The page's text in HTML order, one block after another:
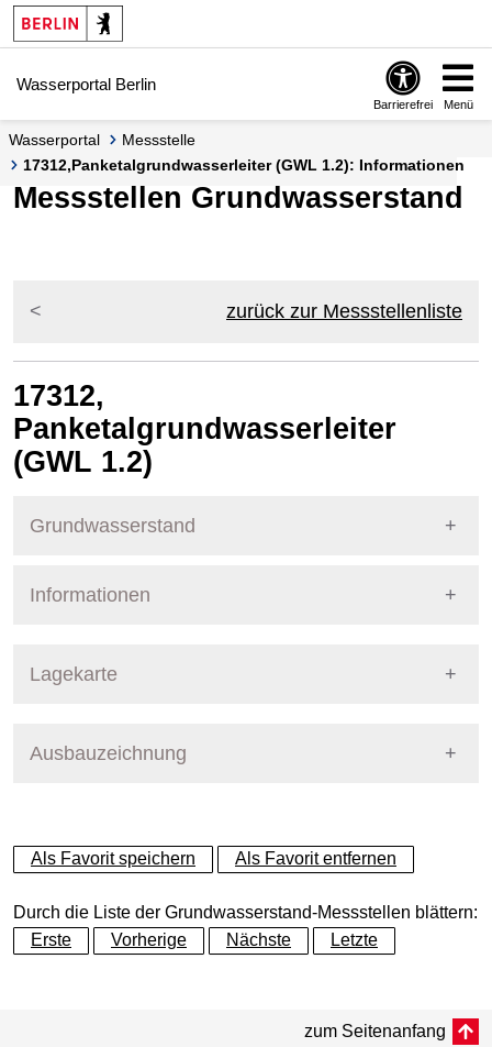
Springe zur Navigation
Springe zum Inhalt
Wasserportal Berlin
Barrierefrei Menü
Wasserportal
Messstelle
17312,Panketalgrundwasserleiter (GWL 1.2): Informationen
Messstellen Grundwasserstand
zurück zur Messstellenliste
17312,
Panketalgrundwasserleiter
(GWL 1.2)
Grundwasserstand
Dynamische Grafik
Informationen
Nummer
Ausprägung GW-Stand
Grundwasserleiter Panketalgrundwasserleiter
Lagekarte
+
Ausbauzeichnung
Als Favorit speichern Als Favorit entfernen
Durch die Liste der Grundwasserstand-Messstellen blättern:
Erste
Vorherige Nächste Letzte
zum Seitenanfang